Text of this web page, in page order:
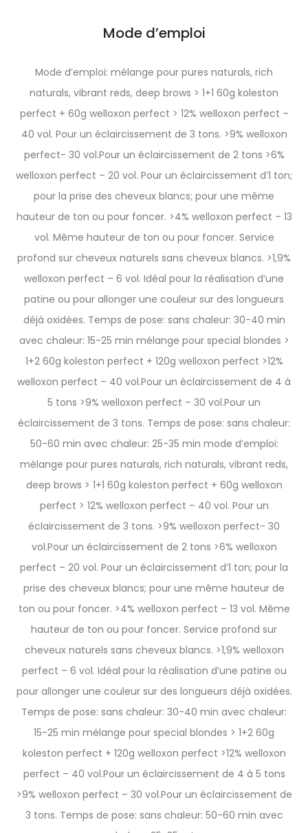
Mode d’emploi
Mode d’emploi: mélange pour pures naturals, rich
naturals, vibrant reds, deep brows > 1+1 60g koleston
perfect + 60g welloxon perfect > 12% welloxon perfect –
40 vol. Pour un éclaircissement de 3 tons. >9% welloxon
perfect- 30 vol.Pour un éclaircissement de 2 tons >6%
welloxon perfect – 20 vol. Pour un éclaircissement d’1 ton;
pour la prise des cheveux blancs; pour une même
hauteur de ton ou pour foncer. >4% welloxon perfect – 13
vol. Même hauteur de ton ou pour foncer. Service
profond sur cheveux naturels sans cheveux blancs. >1,9%
welloxon perfect – 6 vol. Idéal pour la réalisation d’une
patine ou pour allonger une couleur sur des longueurs
déjà oxidées. Temps de pose: sans chaleur: 30-40 min
avec chaleur: 15-25 min mélange pour special blondes >
1+2 60g koleston perfect + 120g welloxon perfect >12%
welloxon perfect – 40 vol.Pour un éclaircissement de 4 à
5 tons >9% welloxon perfect – 30 vol.Pour un
éclaircissement de 3 tons. Temps de pose: sans chaleur:
50-60 min avec chaleur: 25-35 min mode d’emploi:
mélange pour pures naturals, rich naturals, vibrant reds,
deep brows > 1+1 60g koleston perfect + 60g welloxon
perfect > 12% welloxon perfect – 40 vol. Pour un
éclaircissement de 3 tons. >9% welloxon perfect- 30
vol.Pour un éclaircissement de 2 tons >6% welloxon
perfect – 20 vol. Pour un éclaircissement d’1 ton; pour la
prise des cheveux blancs; pour une même hauteur de
ton ou pour foncer. >4% welloxon perfect – 13 vol. Même
hauteur de ton ou pour foncer. Service profond sur
cheveux naturels sans cheveux blancs. >1,9% welloxon
perfect – 6 vol. Idéal pour la réalisation d’une patine ou
pour allonger une couleur sur des longueurs déjà oxidées.
Temps de pose: sans chaleur: 30-40 min avec chaleur:
15-25 min mélange pour special blondes > 1+2 60g
koleston perfect + 120g welloxon perfect >12% welloxon
perfect – 40 vol.Pour un éclaircissement de 4 à 5 tons
>9% welloxon perfect – 30 vol.Pour un éclaircissement de
3 tons. Temps de pose: sans chaleur: 50-60 min avec